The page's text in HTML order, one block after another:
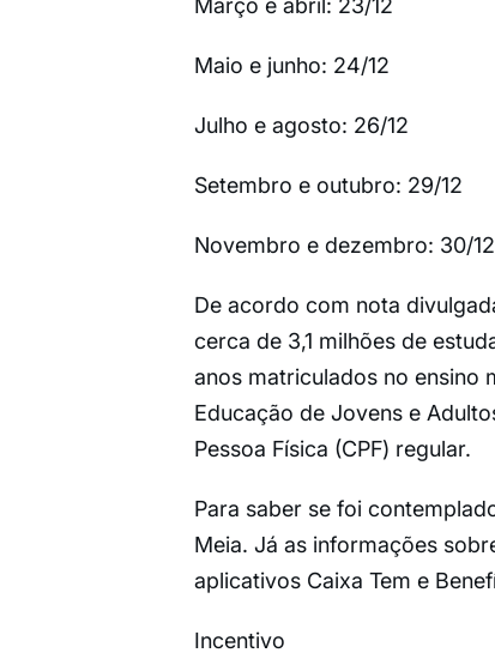
Março e abril: 23/12
Maio e junho: 24/12
Julho e agosto: 26/12
Setembro e outubro: 29/12
Novembro e dezembro: 30/12
De acordo com nota
cerca de 3,1 milhões de
anos matriculados no ensino
Educação de Jovens e
Pessoa Física (CPF) regular.
Para saber se foi
Meia. Já as informações
aplicativos Caixa Tem e
Incentivo